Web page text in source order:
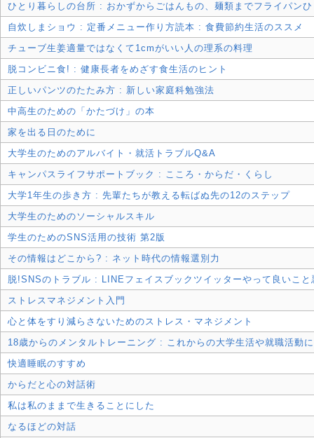
ひとり暮らしの台所 : おかずからごはんもの、麺類までフライパン
自炊しまショウ : 定番メニュー作り方読本 : 食費節約生活のススメ
チューブ生姜適量ではなくて1cmがいい人の理系の料理
脱コンビニ食! : 健康長者をめざす食生活のヒント
正しいパンツのたたみ方 : 新しい家庭科勉強法
中高生のための「かたづけ」の本
家を出る日のために
大学生のためのアルバイト・就活トラブルQ&A
キャンパスライフサポートブック : こころ・からだ・くらし
大学1年生の歩き方 : 先輩たちが教える転ばぬ先の12のステップ
大学生のためのソーシャルスキル
学生のためのSNS活用の技術 第2版
その情報はどこから? : ネット時代の情報選別力
脱!SNSのトラブル : LINEフェイスブックツイッターやって良いこと
ストレスマネジメント入門
心と体をすり減らさないためのストレス・マネジメント
18歳からのメンタルトレーニング : これからの大学生活や就職活動
快適睡眠のすすめ
からだと心の対話術
私は私のままで生きることにした
なるほどの対話